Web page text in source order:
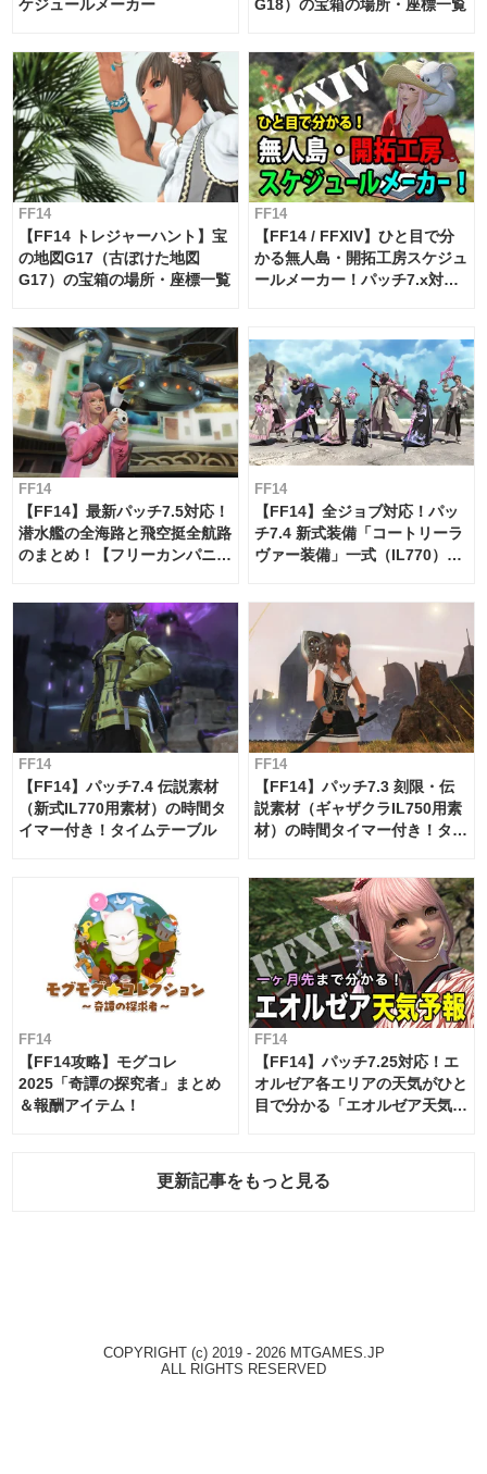
ケジュールメーカー
G18）の宝箱の場所・座標一覧
FF14
【FF14 トレジャーハント】宝
の地図G17（古ぼけた地図
G17）の宝箱の場所・座標一覧
FF14
【FF14 / FFXIV】ひと目で分
かる無人島・開拓工房スケジュ
ールメーカー！パッチ7.x対応
FF14
【FF14】最新パッチ7.5対応！
潜水艦の全海路と飛空挺全航路
のまとめ！【フリーカンパニ
FF14
【FF14】全ジョブ対応！パッ
チ7.4 新式装備「コートリーラ
ヴァー装備」一式（IL770）の
FF14
【FF14】パッチ7.4 伝説素材
（新式IL770用素材）の時間タ
イマー付き！タイムテーブル
FF14
【FF14】パッチ7.3 刻限・伝
説素材（ギャザクラIL750用素
材）の時間タイマー付き！タイ
FF14
【FF14攻略】モグコレ
2025「奇譚の探究者」まとめ
＆報酬アイテム！
FF14
【FF14】パッチ7.25対応！エ
オルゼア各エリアの天気がひと
目で分かる「エオルゼア天気予
更新記事をもっと見る
COPYRIGHT (c) 2019 - 2026 MTGAMES.JP
ALL RIGHTS RESERVED